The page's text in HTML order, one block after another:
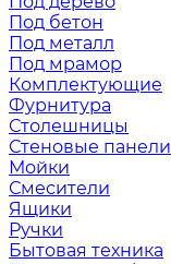
Под бетон
Под металл
Под мрамор
Комплектующие
Фурнитура
Столешницы
Стеновые панели
Мойки
Смесители
Ящики
Ручки
Бытовая техника